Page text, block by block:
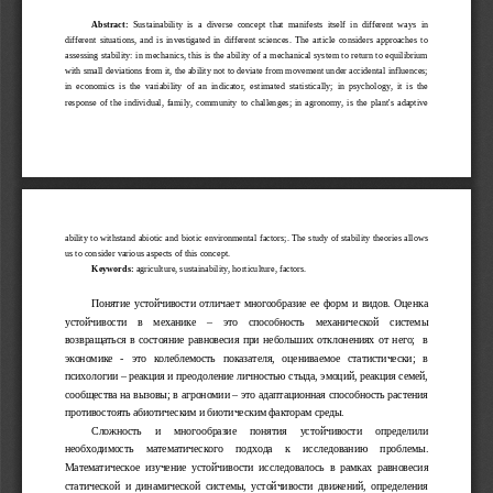
Abstract:
  Sustainability   is   a   diverse   concept   that   manifests   itself   in   different   ways   in
different  situations, and is  investigated  in different sciences.  The article  considers  approaches  to
assessing stability: in mechanics, this is the ability of a mechanical system to return to equilibrium
with small deviations from it, the ability not to deviate from movement under accidental influences;
in   economics   is   the   variability   of   an   indicator,   estimated   statistically;   in   psychology,   it   is   the
response of the individual, family, community to challenges; in agronomy, is the plant's adaptive
ability to withstand abiotic and biotic environmental factors;. The study of stability theories allows
us to consider various aspects of this concept.
Keywords: agriculture, sustainability, horticulture, factors.
Понятие устойчивости  отличает  многообразие ее форм и видов. Оценка
устойчивости     в     механике     –     это     способность     механической     системы
возвращаться в состояние равновесия при небольших отклонениях от него;   в
экономике   -   это   колеблемость   показателя,   оцениваемое   статистически;   в
психологии – реакция и преодоление личностью стыда, эмоций, реакция семей,
сообщества на вызовы; в агрономии – это адаптационная способность растения
противостоять абиотическим и биотическим факторам среды.
Сложность     и     многообразие     понятия     устойчивости     определили
необходимость     математического     подхода     к     исследованию     проблемы.
Математическое   изучение   устойчивости   исследовалось   в   рамках   равновесия
статической   и   динамической   системы,   устойчивости   движений,   определения